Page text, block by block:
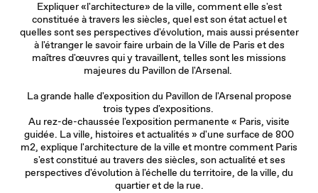
Expliquer «l'architecture» de la ville, comment elle s'est
constituée à travers les siècles, quel est son état actuel et
quelles sont ses perspectives d'évolution, mais aussi présenter
à l'étranger le savoir faire urbain de la Ville de Paris et des
maîtres d'œuvres qui y travaillent, telles sont les missions
majeures du Pavillon de l'Arsenal.
La grande halle d'exposition du Pavillon de l'Arsenal propose
trois types d'expositions.
Au rez-de-chaussée l'exposition permanente « Paris, visite
guidée. La ville, histoires et actualités » d'une surface de 800
m2, explique l'architecture de la ville et montre comment Paris
s'est constitué au travers des siècles, son actualité et ses
perspectives d'évolution à l'échelle du territoire, de la ville, du
quartier et de la rue.